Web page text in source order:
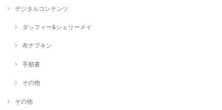
デジタルコンテンツ
ダッフィー&シェリーメイ
布ナプキン
手順書
その他
その他